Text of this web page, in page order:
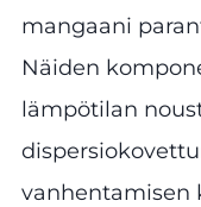
mangaani
Näiden
lämpötilan
vanhentamisen